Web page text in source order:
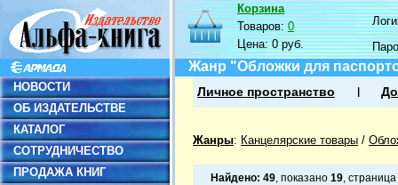
НОВОСТИ
ОБ ИЗДАТЕЛЬСТВЕ
КАТАЛОГ
СОТРУДНИЧЕСТВО
ПРОДАЖА КНИГ
Корзина
Товаров:0
Цена:0 руб.
Жанр "Обложки для
Личное пространство
Жанры: Канцелярские товары /
Найдено: 49, показано 19, страница